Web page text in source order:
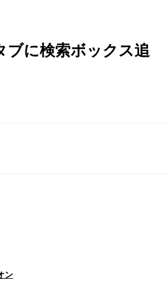
に検索ボックス追
ン